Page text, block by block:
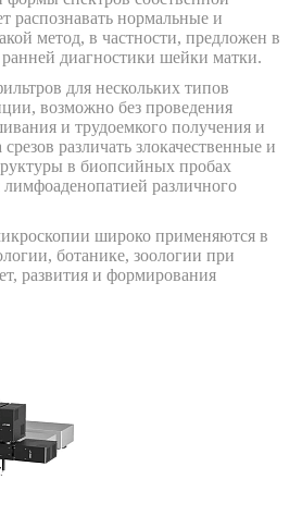
распознавать нормальные и
метод, в частности, предложен в
ранней диагностики шейки матки.
для нескольких типов
возможно без проведения
и трудоемкого получения и
различать злокачественные и
в биопсийных пробах
различного
широко применяются в
ботанике, зоологии при
развития и формирования